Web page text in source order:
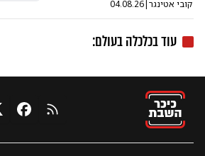
קובי אטינגר|
04.08.26
עוד בכלכלה בעולם:
RSS